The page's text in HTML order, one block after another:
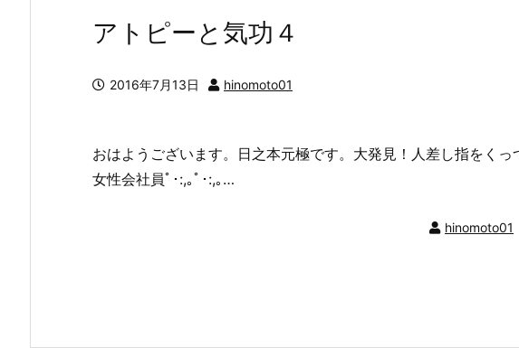
アトピーと気功４
2016年7月13日 hinomoto01
おはようございます。日之本元極です。大発見！人差し指をく
女性会社員ﾟ･:,｡ﾟ･:,｡…
hinomoto01